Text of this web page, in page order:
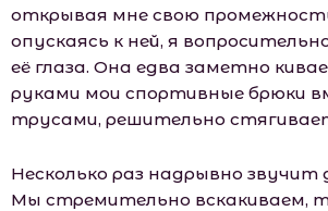
открывая мне свою
опускаясь к ней, я
её глаза. Она едва заметно
руками мои спортивные брюки
трусами, решительно
Несколько раз надрывно звучит
Мы стремительно вскакиваем,